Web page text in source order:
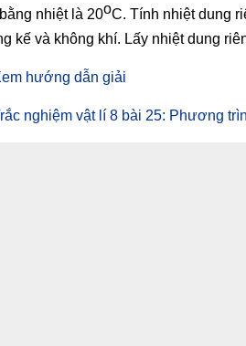
nhiệt là 20oC. Tính nhiệt dung
kế và không khí. Lấy nhiệt dung
hướng dẫn giải
nghiệm vật lí 8 bài 25: Phương